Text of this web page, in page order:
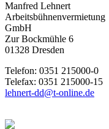
Manfred Lehnert
Arbeitsbühnenvermietung
GmbH
Zur Bockmühle 6
01328 Dresden
Telefon: 0351 215000-0
Telefax: 0351 215000-15
lehnert-dd@t-online.de